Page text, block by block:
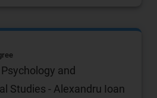
and
Studies - Alexandru Ioan